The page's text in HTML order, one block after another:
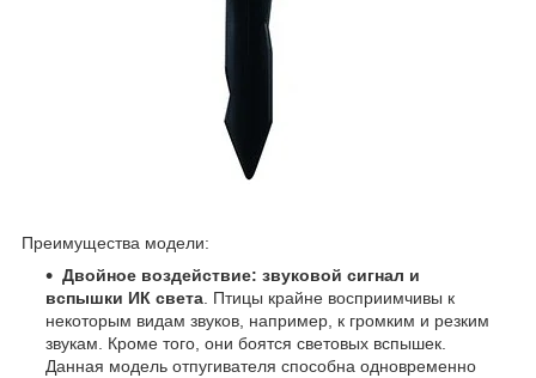
Преимущества модели:
Двойное воздействие: звуковой сигнал и
вспышки ИК света . Птицы крайне восприимчивы к
некоторым видам звуков, например, к громким и резким
звукам. Кроме того, они боятся световых вспышек.
Данная модель отпугивателя способна одновременно